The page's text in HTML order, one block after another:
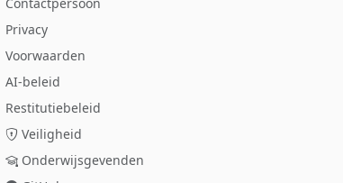
Privacy
Voorwaarden
AI-beleid
Restitutiebeleid
Veiligheid
Onderwijsgevenden